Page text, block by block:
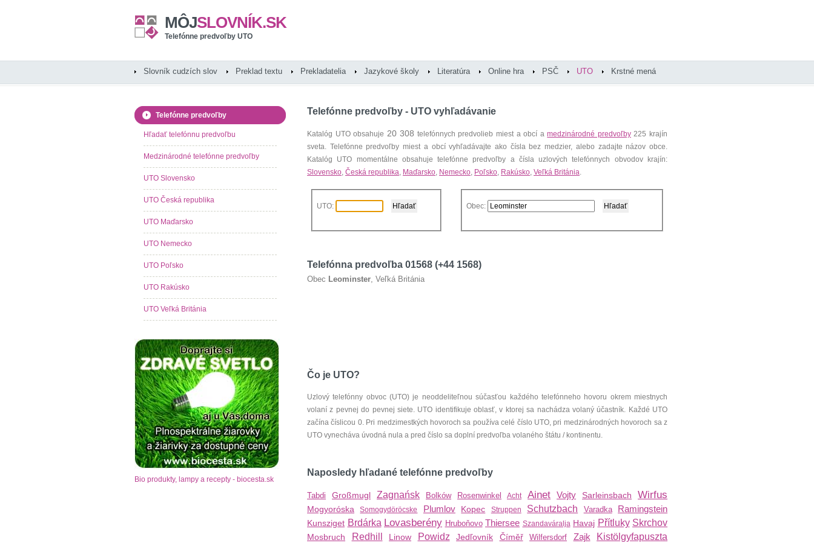
MÔJSLOVNÍK.SK
Telefónne predvoľby UTO
Slovník cudzích slov Preklad textu Prekladatelia Jazykové školy Literatúra Online hra PSČ UTO Krstné mená
Telefónne predvoľby - UTO vyhľadávanie
Katalóg UTO obsahuje 20 308 telefónnych predvolieb miest a obcí amedzinárodné predvoľby225 krajín
sveta. Telefónne predvoľby miest a obcí vyhľadávajte ako čísla bez medzier, alebo zadajte názov obce.
Katalóg UTO momentálne obsahuje telefónne predvoľby a čísla uzlových telefónnych obvodov krajín:
Slovensko, Česká republika, Maďarsko, Nemecko, Poľsko, Rakúsko, Veľká Británia.
UTO: Obec:
Telefónna predvoľba 01568 (+44 1568)
Obec Leominster, Veľká Británia
Čo je UTO?
Uzlový telefónny obvoc (UTO) je neoddeliteľnou súčasťou každého telefónneho hovoru okrem miestnych
volaní z pevnej do pevnej siete. UTO identifikuje oblasť, v ktorej sa nachádza volaný účastník. Každé UTO
začína číslicou 0. Pri medzimestkých hovoroch sa používa celé číslo UTO, pri medzinárodných hovoroch sa z
UTO vynecháva úvodná nula a pred číslo sa doplní predvoľba volaného štátu / kontinentu.
Naposledy hľadané telefónne predvoľby
Tabdi Großmugl Zagnańsk Bolków Rosenwinkel Acht Ainet Vojty Sarleinsbach Wirfus
Mogyoróska Somogydöröcske Plumlov Kopec Struppen Schutzbach Varadka Ramingstein
Kunsziget Brdárka Lovasberény Hruboňovo Thiersee Szandaváralja Havaj Přítluky Skrchov
Mosbruch Redhill Linow Powidz Jedľovník Číměř Wilfersdorf Zajk Kistölgyfapuszta
Telefónne predvoľby
Hľadať telefónnu predvoľbu
Medzinárodné telefónne predvoľby
UTO Slovensko
UTO Česká republika
UTO Maďarsko
UTO Nemecko
UTO Poľsko
UTO Rakúsko
UTO Veľká Británia
Bio produkty, lampy a recepty - biocesta.sk